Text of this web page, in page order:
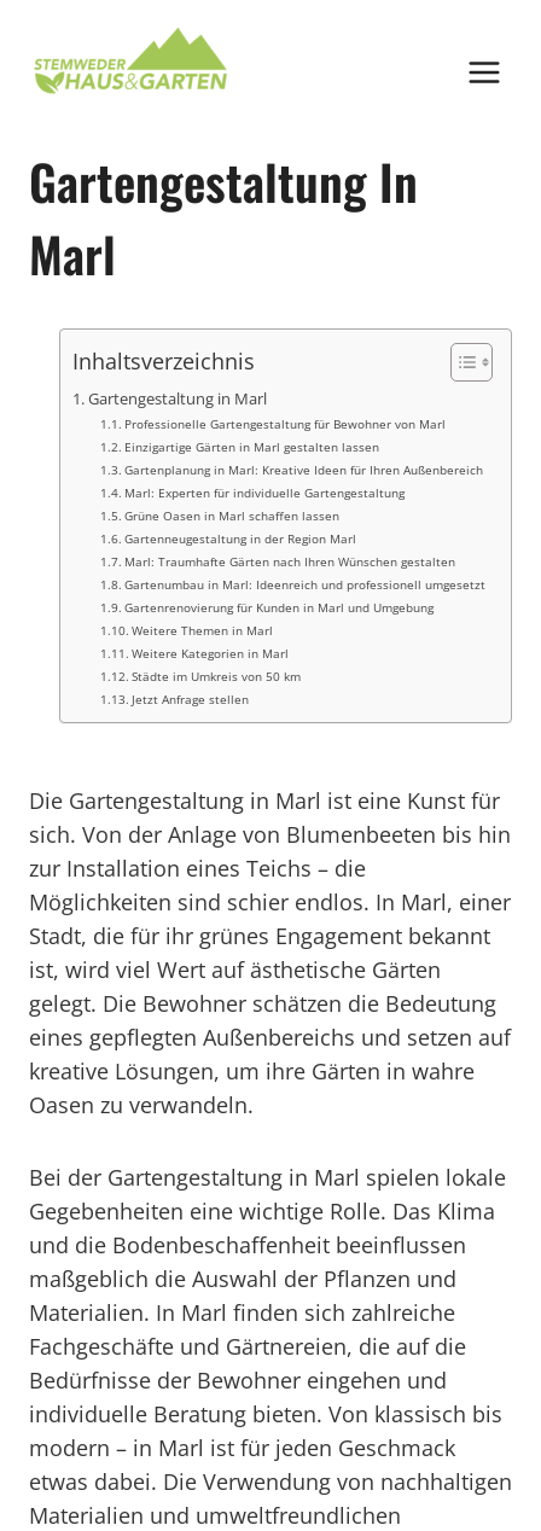
springen
Gartengestaltung In
Marl
Inhaltsverzeichnis
Gartengestaltung in Marl
Professionelle Gartengestaltung für Bewohner von Marl
Einzigartige Gärten in Marl gestalten lassen
Gartenplanung in Marl: Kreative Ideen für Ihren Außenbereich
Marl: Experten für individuelle Gartengestaltung
Grüne Oasen in Marl schaffen lassen
Gartenneugestaltung in der Region Marl
Marl: Traumhafte Gärten nach Ihren Wünschen gestalten
Gartenumbau in Marl: Ideenreich und professionell umgesetzt
Gartenrenovierung für Kunden in Marl und Umgebung
Weitere Themen in Marl
Weitere Kategorien in Marl
Städte im Umkreis von 50 km
Jetzt Anfrage stellen
Die Gartengestaltung in Marl ist eine Kunst für
sich. Von der Anlage von Blumenbeeten bis hin
zur Installation eines Teichs – die
Möglichkeiten sind schier endlos. In Marl, einer
Stadt, die für ihr grünes Engagement bekannt
ist, wird viel Wert auf ästhetische Gärten
gelegt. Die Bewohner schätzen die Bedeutung
eines gepflegten Außenbereichs und setzen auf
kreative Lösungen, um ihre Gärten in wahre
Oasen zu verwandeln.
Bei der Gartengestaltung in Marl spielen lokale
Gegebenheiten eine wichtige Rolle. Das Klima
und die Bodenbeschaffenheit beeinflussen
maßgeblich die Auswahl der Pflanzen und
Materialien. In Marl finden sich zahlreiche
Fachgeschäfte und Gärtnereien, die auf die
Bedürfnisse der Bewohner eingehen und
individuelle Beratung bieten. Von klassisch bis
modern – in Marl ist für jeden Geschmack
etwas dabei. Die Verwendung von nachhaltigen
Materialien und umweltfreundlichen